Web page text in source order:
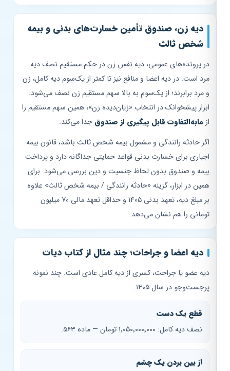
دیه زن، صندوق تأمین خسارت‌های بدنی و بیمه
شخص ثالث
در پرونده‌های عمومی، دیه نفس زن در حکم مستقیم نصف دیه
مرد است. در دیه اعضا و منافع نیز تا کمتر از یک‌سوم دیه کامل، زن
و مرد برابرند؛ از یک‌سوم به بالا سهم مستقیم زن نصف می‌شود.
ابزار پیشخوانک در انتخاب «زیان‌دیده زن»، همین سهم مستقیم را
مابه‌التفاوت قابل پیگیری از صندوقجدا می‌کند.
اگر حادثه رانندگی و مشمول بیمه شخص ثالث باشد، قانون بیمه
اجباری برای خسارت بدنی قواعد حمایتی جداگانه دارد و پرداخت
بیمه و صندوق بدون لحاظ جنسیت و دین بررسی می‌شود. برای
همین در ابزار، گزینه «حادثه رانندگی / بیمه شخص ثالث» علاوه
بر مبلغ دیه، تعهد بدنی ۱۴۰۵ و حداقل تعهد مالی ۷۰ میلیون
تومانی را هم نشان می‌دهد.
دیه اعضا و جراحات؛ چند مثال از کتاب دیات
دیه عضو یا جراحت، کسری از دیه کامل عادی است. چند نمونه
پرجست‌وجو در سال ۱۴۰۵:
قطع یک دست
نصف دیه کامل: ۱٬۰۵۰٬۰۰۰٬۰۰۰ تومان — ماده ۵۶۳.
از بین بردن یک چشم